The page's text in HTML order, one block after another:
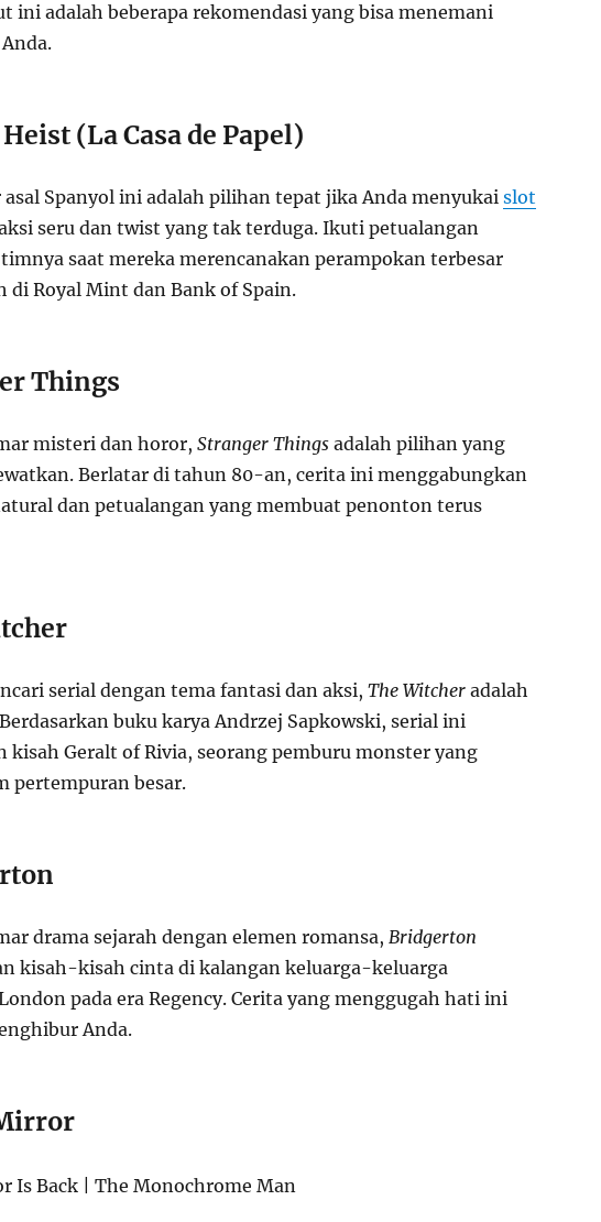
ini adalah beberapa rekomendasi yang bisa menemani
(La Casa de Papel)
Spanyol ini adalah pilihan tepat jika Anda menyukai slot
seru dan twist yang tak terduga. Ikuti petualangan
saat mereka merencanakan perampokan terbesar
di Royal Mint dan Bank of Spain.
Things
misteri dan horor, Stranger Thingsadalah pilihan yang
Berlatar di tahun 80-an, cerita ini menggabungkan
dan petualangan yang membuat penonton terus
serial dengan tema fantasi dan aksi, The Witcheradalah
buku karya Andrzej Sapkowski, serial ini
kisah Geralt of Rivia, seorang pemburu monster yang
pertempuran besar.
drama sejarah dengan elemen romansa, Bridgerton
kisah-kisah cinta di kalangan keluarga-keluarga
pada era Regency. Cerita yang menggugah hati ini
Anda.